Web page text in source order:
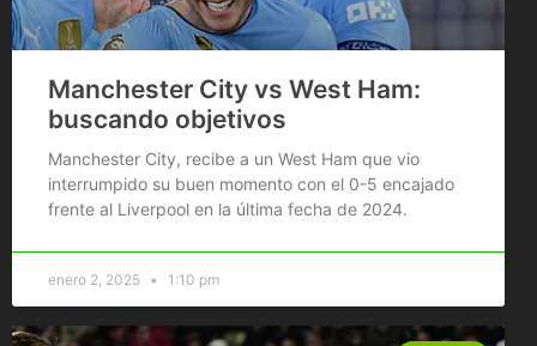
Manchester City vs West Ham:
buscando objetivos
Manchester City, recibe a un West Ham que vio
interrumpido su buen momento con el 0-5 encajado
frente al Liverpool en la última fecha de 2024.
enero 2, 2025 1:10 pm